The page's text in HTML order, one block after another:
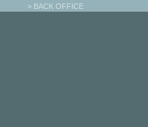
> BACK OFFICE